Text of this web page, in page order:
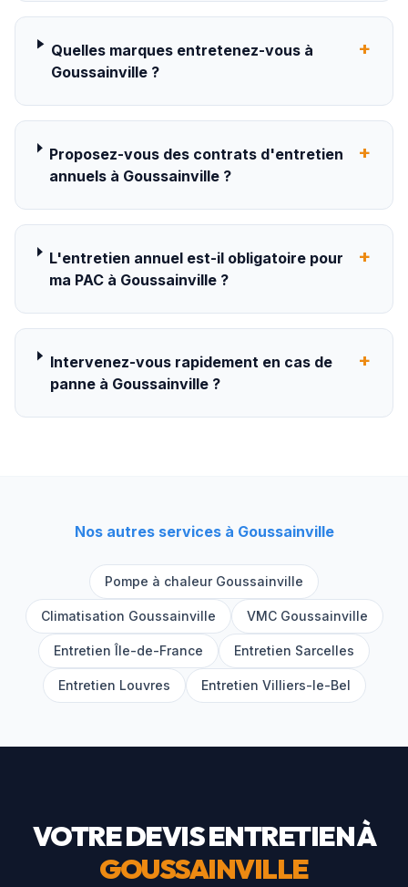
Quelles marques entretenez-vous à
Goussainville ?
+
Proposez-vous des contrats d'entretien
annuels à Goussainville ?
+
L'entretien annuel est-il obligatoire pour
ma PAC à Goussainville ?
+
Intervenez-vous rapidement en cas de
panne à Goussainville ?
+
Nos autres services à Goussainville
Pompe à chaleur Goussainville
Climatisation Goussainville VMC Goussainville
Entretien Île-de-France Entretien Sarcelles
Entretien Louvres Entretien Villiers-le-Bel
VOTRE DEVIS ENTRETIEN À
GOUSSAINVILLE